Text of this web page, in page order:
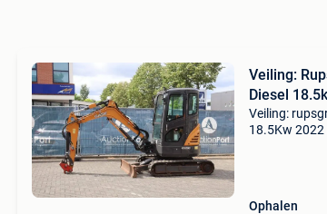
Veiling:
Diesel
Veiling:
18.5Kw 2022
Ophalen